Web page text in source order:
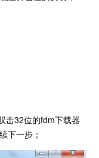
32位的fdm下载器
下一步；